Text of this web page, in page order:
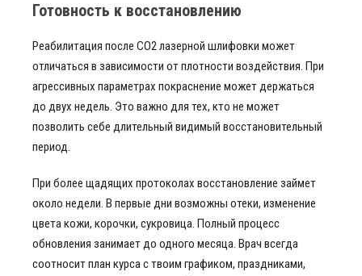
Готовность к восстановлению
Реабилитация после CO2 лазерной шлифовки может
отличаться в зависимости от плотности воздействия. При
агрессивных параметрах покраснение может держаться
до двух недель. Это важно для тех, кто не может
позволить себе длительный видимый восстановительный
период.
При более щадящих протоколах восстановление займет
около недели. В первые дни возможны отеки, изменение
цвета кожи, корочки, сукровица. Полный процесс
обновления занимает до одного месяца. Врач всегда
соотносит план курса с твоим графиком, праздниками,